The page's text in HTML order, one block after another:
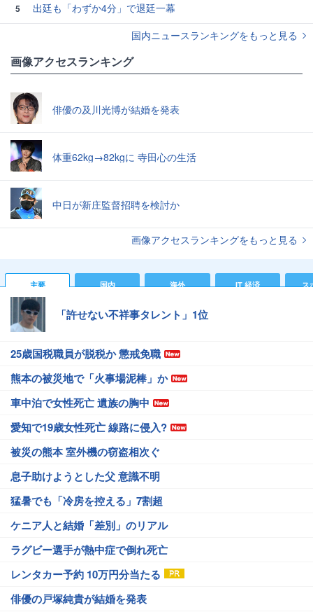
5
出廷も「わずか4分」で退廷一幕
国内ニュースランキングをもっと見る
画像アクセスランキング
俳優の及川光博が結婚を発表
体重62kg→82kgに 寺田心の生活
中日が新庄監督招聘を検討か
画像アクセスランキングをもっと見る
主要 国内 海外 IT 経済 ス
「許せない不祥事タレント」1位
25歳国税職員が脱税か 懲戒免職
熊本の被災地で「火事場泥棒」か
車中泊で女性死亡 遺族の胸中
愛知で19歳女性死亡 線路に侵入?
被災の熊本 室外機の窃盗相次ぐ
息子助けようとした父 意識不明
猛暑でも「冷房を控える」7割超
ケニア人と結婚「差別」のリアル
ラグビー選手が熱中症で倒れ死亡
レンタカー予約 10万円分当たる
俳優の戸塚純貴が結婚を発表